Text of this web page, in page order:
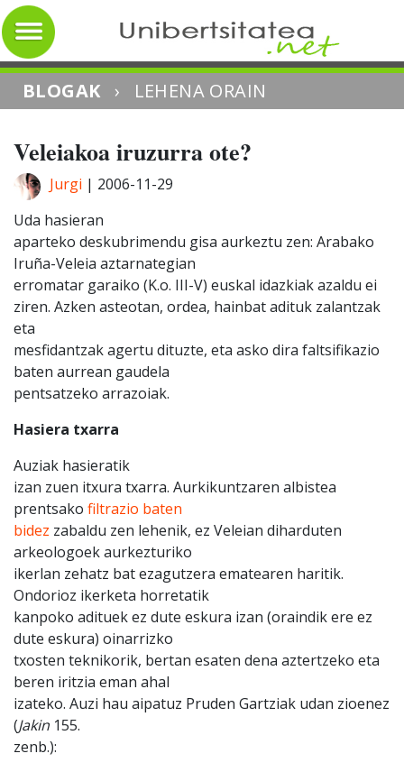
BLOGAK › LEHENA ORAIN
Veleiakoa iruzurra ote?
Jurgi | 2006-11-29
Uda hasieran
aparteko deskubrimendu gisa aurkeztu zen: Arabako
Iruña-Veleia aztarnategian
erromatar garaiko (K.o. III-V) euskal idazkiak azaldu ei
ziren. Azken asteotan, ordea, hainbat adituk zalantzak
eta
mesfidantzak agertu dituzte, eta asko dira faltsifikazio
baten aurrean gaudela
pentsatzeko arrazoiak.
Hasiera txarra
Auziak hasieratik
izan zuen itxura txarra. Aurkikuntzaren albistea
prentsako filtrazio baten
bidez zabaldu zen lehenik, ez Veleian diharduten
arkeologoek aurkezturiko
ikerlan zehatz bat ezagutzera ematearen haritik.
Ondorioz ikerketa horretatik
kanpoko adituek ez dute eskura izan (oraindik ere ez
dute eskura) oinarrizko
txosten teknikorik, bertan esaten dena aztertzeko eta
beren iritzia eman ahal
izateko. Auzi hau aipatuz Pruden Gartziak udan zioenez
(Jakin 155.
zenb.):